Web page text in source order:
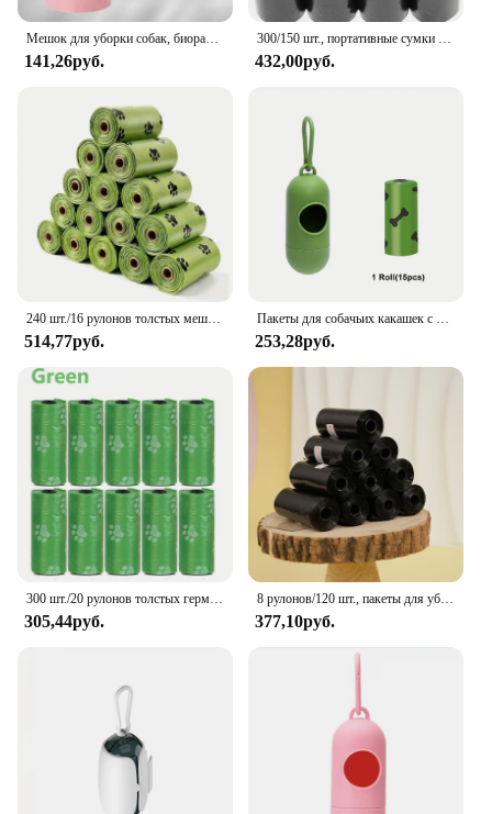
Мешок для уборки собак, биоразлагаемые мешки для отходов собак, с дозатором, очень толстые, с сильной герметичностью, для собак
141,26руб.
300/150 шт., портативные сумки для уборки собак
432,00руб.
240 шт./16 рулонов толстых мешков для собачьих какашек, герметичный мешок для мусора для домашних животных для прогулок на свежем воздухе
514,77руб.
Пакеты для собачьих какашек с дозатором, гарантированные герметичные и очень толстые рулоны для заправки мешков для мусора для собак, 15-270 шт., с ароматом
253,28руб.
305,44руб.
8 рулонов/120 шт., пакеты для уборки собак, 15 мешков в рулоне, герметичные пакеты для отходов домашних животных для прогулок на открытом воздухе
377,10руб.